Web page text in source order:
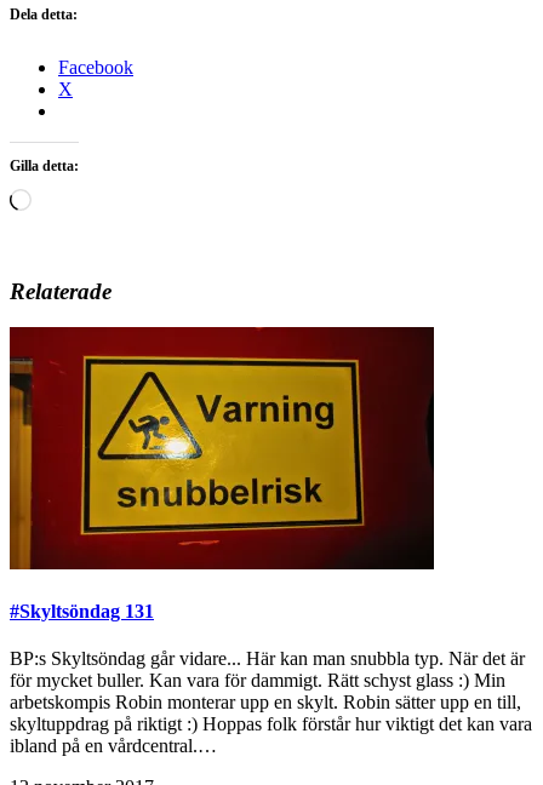
Dela detta:
Facebook
X
Gilla detta:
Laddar
Relaterade
#Skyltsöndag 131
BP:s Skyltsöndag går vidare... Här kan man snubbla typ. När det är
för mycket buller. Kan vara för dammigt. Rätt schyst glass :) Min
arbetskompis Robin monterar upp en skylt. Robin sätter upp en till,
skyltuppdrag på riktigt :) Hoppas folk förstår hur viktigt det kan vara
ibland på en vårdcentral.…